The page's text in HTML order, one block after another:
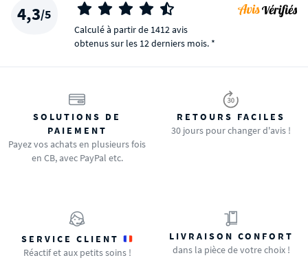
4,3/5
Calculé à partir de 1412 avis
obtenus sur les 12 derniers mois. *
SOLUTIONS DE
PAIEMENT
Payez vos achats en plusieurs fois
en CB, avec PayPal etc.
RETOURS FACILES
30 jours pour changer d'avis !
SERVICE CLIENT
Réactif et aux petits soins !
LIVRAISON CONFORT
dans la pièce de votre choix !